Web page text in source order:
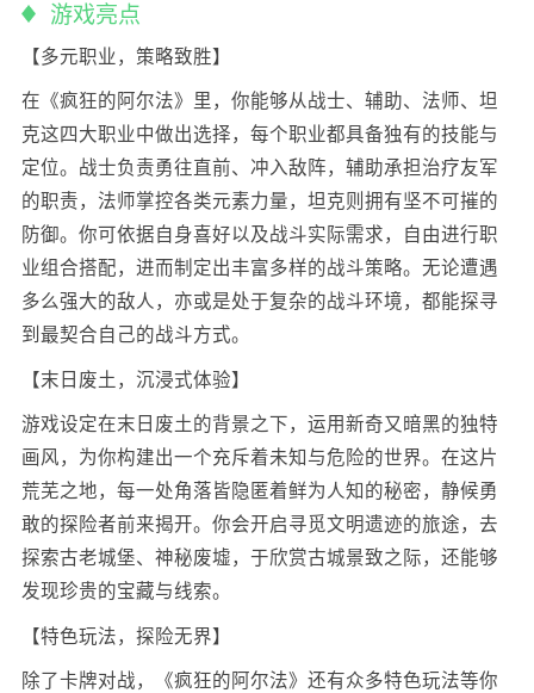
游戏亮点
【多元职业，策略致胜】
在《疯狂的阿尔法》里，你能够从战士、辅助、法师、坦
克这四大职业中做出选择，每个职业都具备独有的技能与
定位。战士负责勇往直前、冲入敌阵，辅助承担治疗友军
的职责，法师掌控各类元素力量，坦克则拥有坚不可摧的
防御。你可依据自身喜好以及战斗实际需求，自由进行职
业组合搭配，进而制定出丰富多样的战斗策略。无论遭遇
多么强大的敌人，亦或是处于复杂的战斗环境，都能探寻
到最契合自己的战斗方式。
【末日废土，沉浸式体验】
游戏设定在末日废土的背景之下，运用新奇又暗黑的独特
画风，为你构建出一个充斥着未知与危险的世界。在这片
荒芜之地，每一处角落皆隐匿着鲜为人知的秘密，静候勇
敢的探险者前来揭开。你会开启寻觅文明遗迹的旅途，去
探索古老城堡、神秘废墟，于欣赏古城景致之际，还能够
发现珍贵的宝藏与线索。
【特色玩法，探险无界】
除了卡牌对战，《疯狂的阿尔法》还有众多特色玩法等你